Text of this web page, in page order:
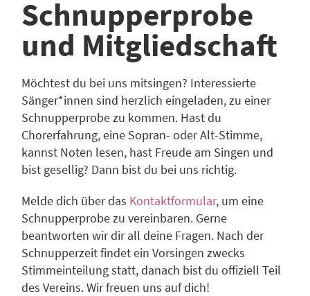
Schnupperprobe
und Mitglied­schaft
Möchtest du bei uns mitsingen? Interessierte
Sänger*innen sind herzlich eingeladen, zu einer
Schnupperprobe zu kommen. Hast du
Chorerfahrung, eine Sopran- oder Alt-Stimme,
kannst Noten lesen, hast Freude am Singen und
bist gesellig? Dann bist du bei uns richtig.
Melde dich über das Kontaktformular, um eine
Schnupperprobe zu vereinbaren. Gerne
beantworten wir dir all deine Fragen. Nach der
Schnupperzeit findet ein Vorsingen zwecks
Stimmeinteilung statt, danach bist du offiziell Teil
des Vereins. Wir freuen uns auf dich!